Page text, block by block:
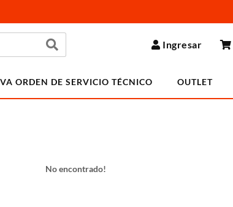
Ingresar
ORDEN DE SERVICIO TÉCNICO OUTLET
No encontrado!